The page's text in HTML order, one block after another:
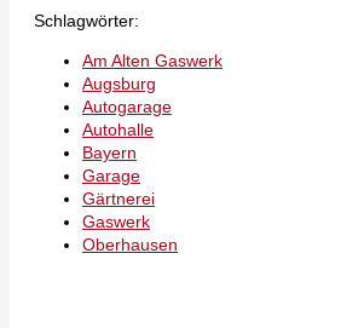
Schlagwörter:
Am Alten Gaswerk
Augsburg
Autogarage
Autohalle
Bayern
Garage
Gärtnerei
Gaswerk
Oberhausen